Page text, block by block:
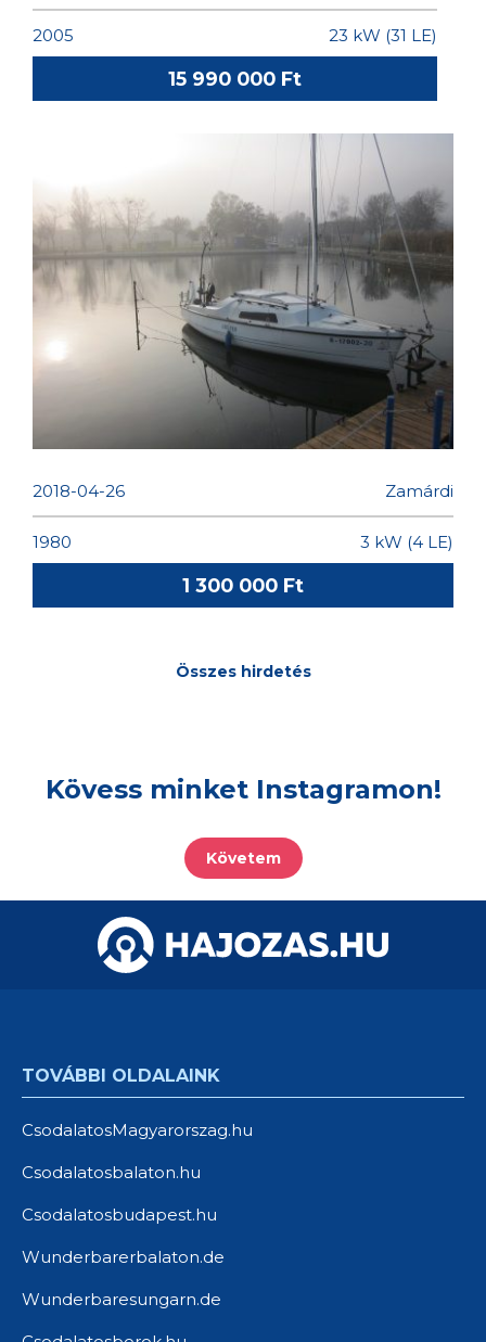
2005 23 kW (31 LE)
15 990 000 Ft
ELADÓ! EGY SCHWEIZER DC 20
MARK II. KIELSCHWERTER
2018-04-26 Zamárdi
1980 3 kW (4 LE)
1 300 000 Ft
Összes hirdetés
Kövess minket Instagramon!
Követem
TOVÁBBI OLDALAINK
CsodalatosMagyarorszag.hu
Csodalatosbalaton.hu
Csodalatosbudapest.hu
Wunderbarerbalaton.de
Wunderbaresungarn.de